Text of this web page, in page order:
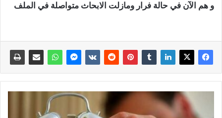
و هم الآن في حالة فرار ومازلت الابحاث متواصلة في الملف